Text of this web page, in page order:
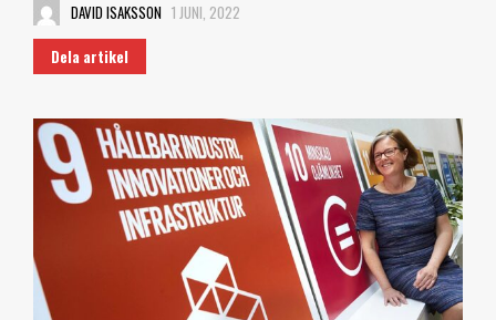
DAVID ISAKSSON 1 JUNI, 2022
Dela artikel